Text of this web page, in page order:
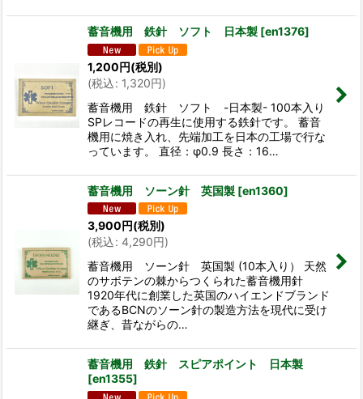
蓄音機用 鉄針 ソフト 日本製 [en1376]
1,200円(税別)
(税込: 1,320円)
蓄音機用 鉄針 ソフト -日本製- 100本入り
SPレコードの再生に使用する鉄針です。 蓄音
機用に焼き入れ、先端加工を日本の工場で行な
っています。 直径：φ0.9 長さ：16…
蓄音機用 ソーン針 英国製 [en1360]
3,900円(税別)
(税込: 4,290円)
蓄音機用 ソーン針 英国製 (10本入り） 天然
のサボテンの棘からつくられた蓄音機用針
1920年代に創業した英国のハイエンドブランド
であるBCNのソーン針の製造方法を現代に受け
継ぎ、昔ながらの…
蓄音機用 鉄針 スピアポイント 日本製
[en1355]